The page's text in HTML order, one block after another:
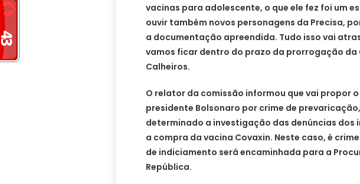
vacinas para adolescente, o que ele fez foi um
ouvir também novos personagens da Precisa,
a documentação apreendida. Tudo isso vai
vamos ficar dentro do prazo da prorrogação da
Calheiros.
O relator da comissão informou que vai propor
presidente Bolsonaro por crime de
determinado a investigação das denúncias dos
a compra da vacina Covaxin. Neste caso, é
de indiciamento será encaminhada para a
República.